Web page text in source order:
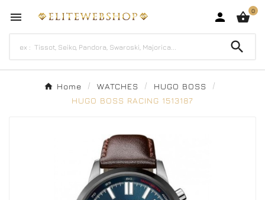
  0

Home WATCHES
HUGO BOSS
HUGO BOSS RACING 1513187